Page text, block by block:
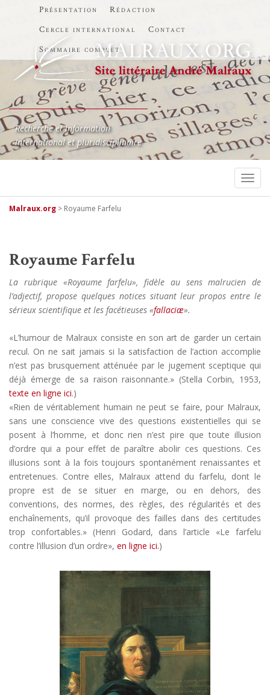
Présentation
Rédaction
Cercle international
Contact
Sommaire complet
Recherche et information
International et pluridisciplinaire
Malraux.org > Royaume Farfelu
Royaume Farfelu
La rubrique «Royaume farfelu», fidèle au sens malrucien de
l’adjectif, propose quelques notices situant leur propos entre le
sérieux scientifique et les facétieuses «fallaciæ».
«L’humour de Malraux consiste en son art de garder un certain
recul. On ne sait jamais si la satisfaction de l’action accomplie
n’est pas brusquement atténuée par le jugement sceptique qui
déjà émerge de sa raison raisonnante.» (Stella Corbin, 1953,
texte en ligne ici.)
«Rien de véritablement humain ne peut se faire, pour Malraux,
sans une conscience vive des questions existentielles qui se
posent à l’homme, et donc rien n’est pire que toute illusion
d’ordre qui a pour effet de paraître abolir ces questions. Ces
illusions sont à la fois toujours spontanément renaissantes et
entretenues. Contre elles, Malraux attend du farfelu, dont le
propre est de se situer en marge, ou en dehors, des
conventions, des normes, des règles, des régularités et des
enchaînements, qu’il provoque des failles dans des certitudes
trop confortables.» (Henri Godard, dans l’article «Le farfelu
contre l’illusion d’un ordre», en ligne ici.)